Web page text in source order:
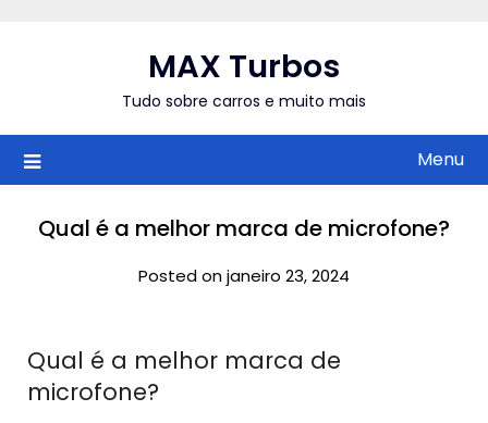
MAX Turbos
Tudo sobre carros e muito mais
Menu
Qual é a melhor marca de microfone?
Posted on janeiro 23, 2024
Qual é a melhor marca de
microfone?